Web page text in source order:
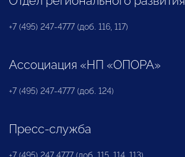
+7 (495) 247-4777 (доб. 116, 117)
Ассоциация «НП «ОПОРА»
+7 (495) 247-4777 (доб. 124)
Пресс-служба